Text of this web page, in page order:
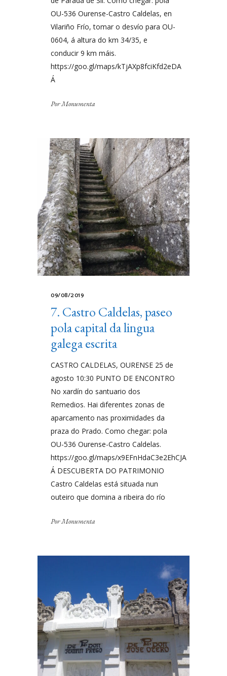
OU-536 Ourense-Castro Caldelas, en
Vilariño Frío, tomar o desvío para OU-
0604, á altura do km 34/35, e
conducir 9 km máis.
https://goo.gl/maps/kTjAXp8fciKfd2eDA
Á
PorMonumenta
09/08/2019
7. Castro Caldelas, paseo
pola capital da lingua
galega escrita
CASTRO CALDELAS, OURENSE 25 de
agosto 10:30 PUNTO DE ENCONTRO
No xardín do santuario dos
Remedios. Hai diferentes zonas de
aparcamento nas proximidades da
praza do Prado. Como chegar: pola
OU-536 Ourense-Castro Caldelas.
https://goo.gl/maps/x9EFnHdaC3e2EhCJA
Á DESCUBERTA DO PATRIMONIO
Castro Caldelas está situada nun
outeiro que domina a ribeira do río
Por Monumenta